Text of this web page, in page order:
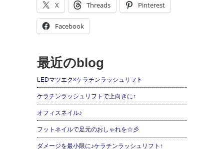
X Threads Pinterest
Facebook
最近のblog
LEDマツエク×ケラチンラッシュリフト
ケラチンラッシュリフトで上向きに↑
オフィスネイル♪
フットネイルで足元のおしゃれを☆彡
ダメージを最小限に♪ケラチンラッシュリフト↑